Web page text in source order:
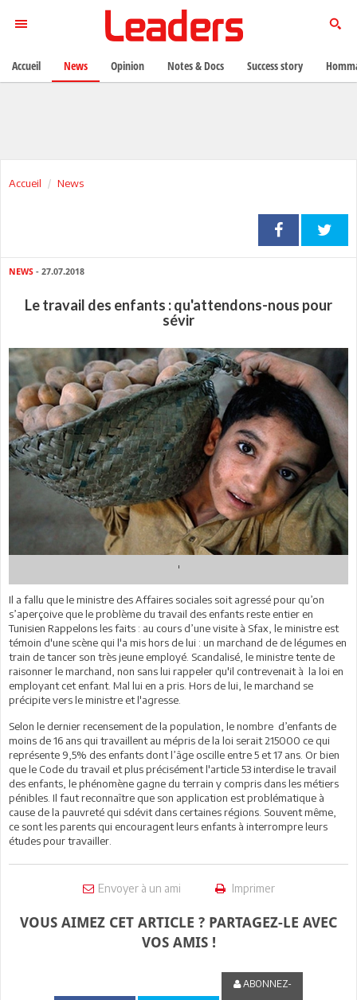
Accueil News
NEWS - 27.07.2018
Le travail des enfants : qu'attendons-nous pour
sévir
'
Il a fallu que le ministre des Affaires sociales soit agressé pour qu’on
s’aperçoive que le problème du travail des enfants reste entier en
Tunisien Rappelons les faits : au cours d’une visite à Sfax, le ministre est
témoin d'une scène qui l'a mis hors de lui : un marchand de de légumes en
train de tancer son très jeune employé. Scandalisé, le ministre tente de
raisonner le marchand, non sans lui rappeler qu'il contrevenait à la loi en
employant cet enfant. Mal lui en a pris. Hors de lui, le marchand se
précipite vers le ministre et l'agresse.
Selon le dernier recensement de la population, le nombre d’enfants de
moins de 16 ans qui travaillent au mépris de la loi serait 215000 ce qui
représente 9,5% des enfants dont l’âge oscille entre 5 et 17 ans. Or bien
que le Code du travail et plus précisément l'article 53 interdise le travail
des enfants, le phénomène gagne du terrain y compris dans les métiers
pénibles. Il faut reconnaître que son application est problématique à
cause de la pauvreté qui sdévit dans certaines régions. Souvent même,
ce sont les parents qui encouragent leurs enfants à interrompre leurs
études pour travailler.
Envoyer à un ami Imprimer
VOUS AIMEZ CET ARTICLE ? PARTAGEZ-LE AVEC
VOS AMIS !
ABONNEZ-
Accueil News Opinion Notes & Docs Success story